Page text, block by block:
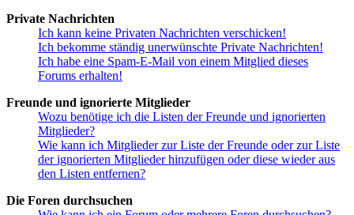
Private Nachrichten
Ich kann keine Privaten Nachrichten verschicken!
Ich bekomme ständig unerwünschte Private Nachrichten!
Ich habe eine Spam-E-Mail von einem Mitglied dieses
Forums erhalten!
Freunde und ignorierte Mitglieder
Wozu benötige ich die Listen der Freunde und ignorierten
Mitglieder?
Wie kann ich Mitglieder zur Liste der Freunde oder zur Liste
der ignorierten Mitglieder hinzufügen oder diese wieder aus
den Listen entfernen?
Die Foren durchsuchen